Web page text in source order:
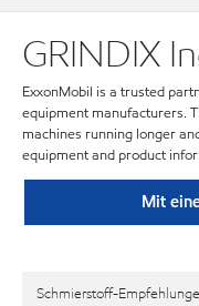
GRINDIX
ExxonMobil is a trusted
equipment manufacturers.
machines running longer
equipment and product
Mit
Schmierstoff-